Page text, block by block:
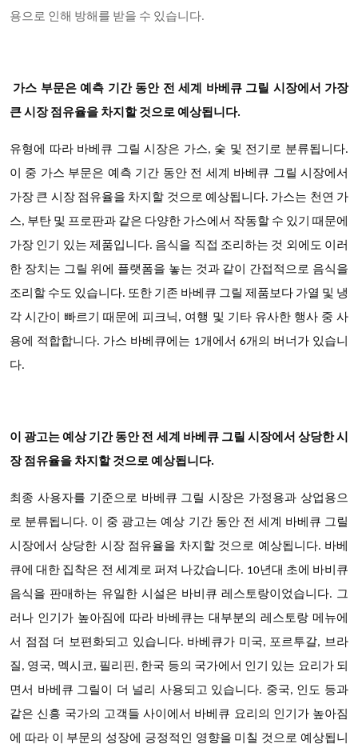
용으로 인해 방해를 받을 수 있습니다.
가스 부문은 예측 기간 동안 전 세계 바베큐 그릴 시장에서 가장
큰 시장 점유율을 차지할 것으로 예상됩니다.
유형에 따라 바베큐 그릴시장은 가스, 숯 및 전기로 분류됩니다.
이 중 가스 부문은 예측 기간 동안 전 세계 바베큐 그릴 시장에서
가장 큰 시장 점유율을 차지할 것으로 예상됩니다. 가스는 천연 가
스, 부탄 및 프로판과 같은 다양한 가스에서 작동할 수 있기 때문에
가장 인기 있는 제품입니다. 음식을 직접 조리하는 것 외에도 이러
한 장치는 그릴 위에 플랫폼을 놓는 것과 같이 간접적으로 음식을
조리할 수도 있습니다. 또한 기존 바베큐 그릴 제품보다 가열 및 냉
각 시간이 빠르기 때문에 피크닉, 여행 및 기타 유사한 행사 중 사
용에 적합합니다. 가스 바베큐에는 1개에서 6개의 버너가 있습니
다.
이 광고는 예상 기간 동안 전 세계 바베큐 그릴 시장에서 상당한 시
장 점유율을 차지할 것으로 예상됩니다.
최종 사용자를 기준으로 바베큐 그릴시장은 가정용과 상업용으
로 분류됩니다. 이 중 광고는 예상 기간 동안 전 세계 바베큐 그릴
시장에서 상당한 시장 점유율을 차지할 것으로 예상됩니다. 바베
큐에 대한 집착은 전 세계로 퍼져 나갔습니다. 10년대 초에 바비큐
음식을 판매하는 유일한 시설은 바비큐 레스토랑이었습니다. 그
러나 인기가 높아짐에 따라 바베큐는 대부분의 레스토랑 메뉴에
서 점점 더 보편화되고 있습니다. 바베큐가 미국, 포르투갈, 브라
질, 영국, 멕시코, 필리핀, 한국 등의 국가에서 인기 있는 요리가 되
면서 바베큐 그릴이 더 널리 사용되고 있습니다. 중국, 인도 등과
같은 신흥 국가의 고객들 사이에서 바베큐 요리의 인기가 높아짐
에 따라 이 부문의 성장에 긍정적인 영향을 미칠 것으로 예상됩니